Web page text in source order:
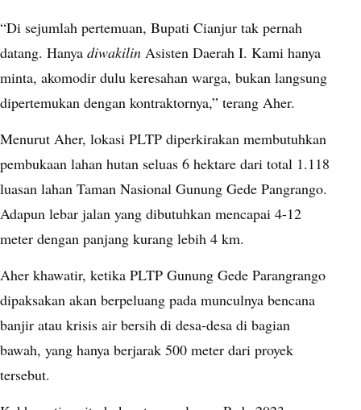
“Di sejumlah pertemuan, Bupati Cianjur tak pernah
datang. Hanya diwakilin Asisten Daerah I. Kami hanya
minta, akomodir dulu keresahan warga, bukan langsung
dipertemukan dengan kontraktornya,” terang Aher.
Menurut Aher, lokasi PLTP diperkirakan membutuhkan
pembukaan lahan hutan seluas 6 hektare dari total 1.118
luasan lahan Taman Nasional Gunung Gede Pangrango.
Adapun lebar jalan yang dibutuhkan mencapai 4-12
meter dengan panjang kurang lebih 4 km.
Aher khawatir, ketika PLTP Gunung Gede Parangrango
dipaksakan akan berpeluang pada munculnya bencana
banjir atau krisis air bersih di desa-desa di bagian
bawah, yang hanya berjarak 500 meter dari proyek
tersebut.